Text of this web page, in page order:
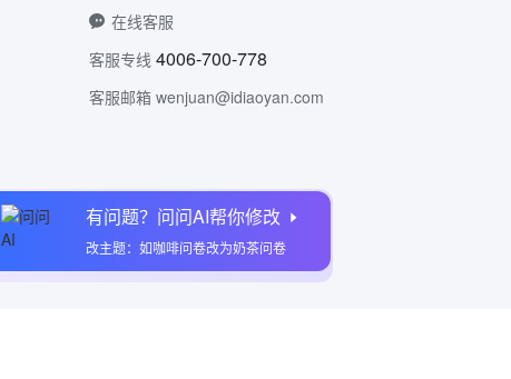
有问题？问问AI帮你修改
改主题：如咖啡问卷改为奶茶问卷
在线客服
客服专线 4006-700-778
客服邮箱 wenjuan@idiaoyan.com
问卷网公众号